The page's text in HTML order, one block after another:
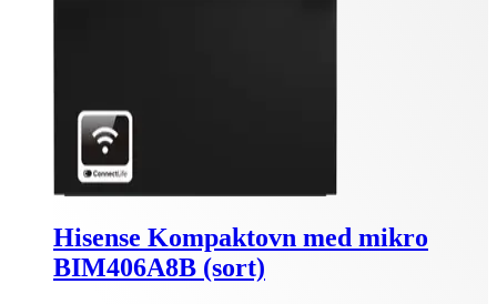
Hisense Kompaktovn med mikro
BIM406A8B (sort)